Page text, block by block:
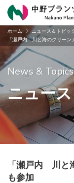
ホーム ニュース＆トピッ
「瀬戸内 川と海のクリーン
News & Topics
ニュー
「瀬戸内 川と
も参加